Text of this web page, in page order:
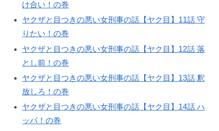
け合い！の巻​
ヤクザと目つきの悪い女刑事の話【ヤク目】11話 守
りたい！の巻​
ヤクザと目つきの悪い女刑事の話【ヤク目】12話 落
とし前！の巻​
ヤクザと目つきの悪い女刑事の話【ヤク目】13話 釈
放しろ！の巻​
ヤクザと目つきの悪い女刑事の話【ヤク目】14話 ハ
ッパ！の巻​